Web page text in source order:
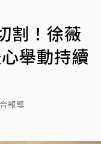
割！徐薇
舉動持續
報導